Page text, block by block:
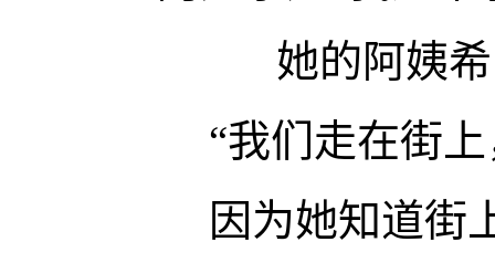
她的阿姨
“我们走在街
因为她知道街